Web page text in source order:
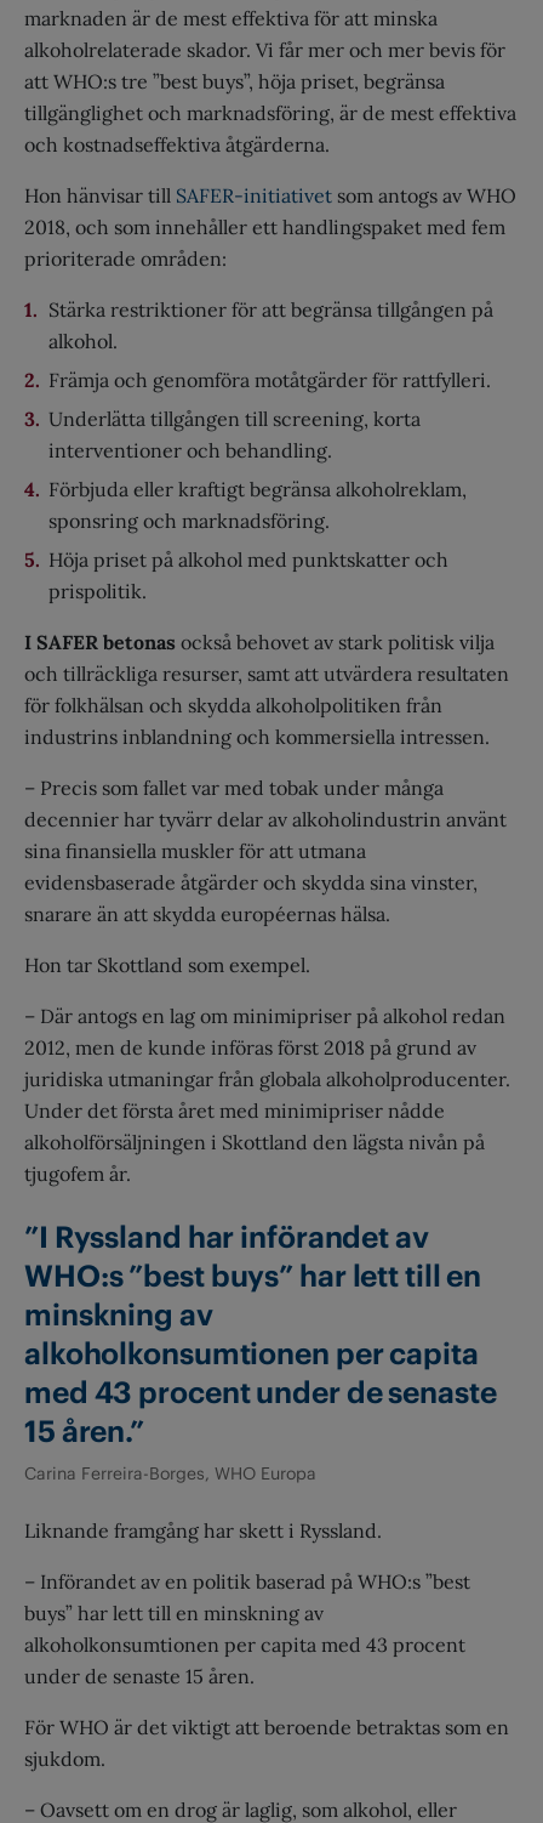
marknaden är de mest effektiva för att minska
alkoholrelaterade skador. Vi får mer och mer bevis för
att WHO:s tre ”best buys”, höja priset, begränsa
tillgänglighet och marknadsföring, är de mest effektiva
och kostnadseffektiva åtgärderna.
Hon hänvisar till SAFER-initiativet som antogs av WHO
2018, och som innehåller ett handlingspaket med fem
prioriterade områden:
Stärka restriktioner för att begränsa tillgången på
alkohol.
Främja och genomföra motåtgärder för rattfylleri.
Underlätta tillgången till screening, korta
interventioner och behandling.
Förbjuda eller kraftigt begränsa alkoholreklam,
sponsring och marknadsföring.
Höja priset på alkohol med punktskatter och
prispolitik.
I SAFER betonas också behovet av stark politisk vilja
och tillräckliga resurser, samt att utvärdera resultaten
för folkhälsan och skydda alkoholpolitiken från
industrins inblandning och kommersiella intressen.
– Precis som fallet var med tobak under många
decennier har tyvärr delar av alkoholindustrin använt
sina finansiella muskler för att utmana
evidensbaserade åtgärder och skydda sina vinster,
snarare än att skydda européernas hälsa.
Hon tar Skottland som exempel.
– Där antogs en lag om minimipriser på alkohol redan
2012, men de kunde införas först 2018 på grund av
juridiska utmaningar från globala alkoholproducenter.
Under det första året med minimipriser nådde
alkoholförsäljningen i Skottland den lägsta nivån på
tjugofem år.
”I Ryssland har införandet av
WHO:s ”best buys” har lett till en
minskning av
alkoholkonsumtionen per capita
med 43 procent under de senaste
15 åren.”
Carina Ferreira-Borges, WHO Europa
Liknande framgång har skett i Ryssland.
– Införandet av en politik baserad på WHO:s ”best
buys” har lett till en minskning av
alkoholkonsumtionen per capita med 43 procent
under de senaste 15 åren.
För WHO är det viktigt att beroende betraktas som en
sjukdom.
– Oavsett om en drog är laglig, som alkohol, eller